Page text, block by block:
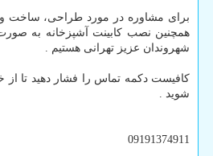
برای مشاوره در مورد طراحی، ساخت و
همچنین نصب کابینت آشپزخانه به
شهروندان عزیز تهرانی هستیم .
کافیست دکمه تماس را فشار دهید تا از
شوید .
09191374911